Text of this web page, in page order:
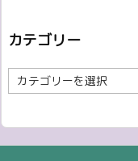
カテゴリー
カ
テ
リ